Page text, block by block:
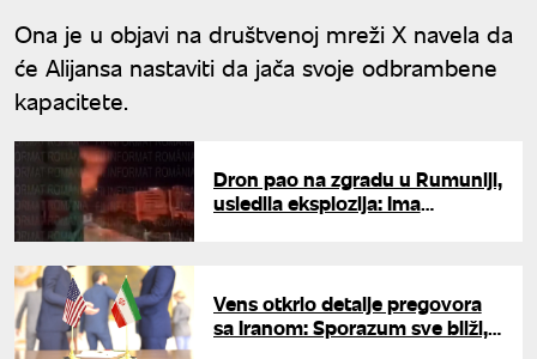
Ona je u objavi na društvenoj mreži X navela da
će Alijansa nastaviti da jača svoje odbrambene
kapacitete.
Dron pao na zgradu u Rumuniji,
usledila eksplozija: Ima
Vens otkrio detalje pregovora
sa Iranom: Sporazum sve bliži,